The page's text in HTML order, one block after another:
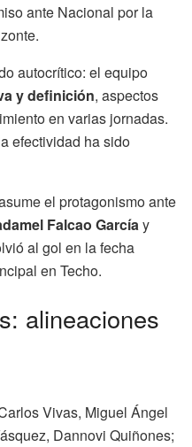
ante Nacional por la
autocrítico: el equipo
y definición, aspectos
en varias jornadas.
efectividad ha sido
el protagonismo ante
Falcao Garcíay
al gol en la fecha
en Techo.
alineaciones
Vivas, Miguel Ángel
Dannovi Quiñones;